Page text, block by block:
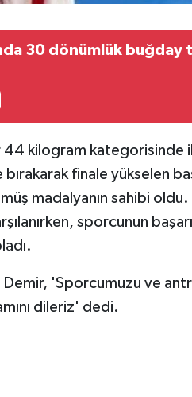
30 dönümlük buğday
44 kilogram kategorisinde
finale yükselen
madalyanın sahibi
sporcunun
Demir, 'Sporcumuzu ve
dileriz' dedi.